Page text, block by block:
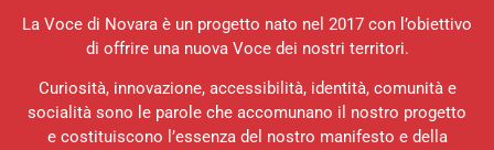
La Voce di Novara è un progetto nato nel 2017 con l’obiettivo
di offrire una nuova Voce dei nostri territori.
Curiosità, innovazione, accessibilità, identità, comunità e
socialità sono le parole che accomunano il nostro progetto
e costituiscono l’essenza del nostro manifesto e della